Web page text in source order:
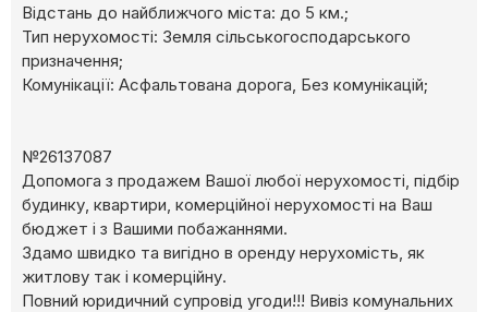
Відстань до найближчого міста: до 5 км.;
Тип нерухомості: Земля сільськогосподарського
призначення;
Комунікації: Асфальтована дорога, Без комунікацій;
№26137087
Допомога з продажем Вашої любої нерухомості, підбір
будинку, квартири, комерційної нерухомості на Ваш
бюджет і з Вашими побажаннями.
Здамо швидко та вигідно в оренду нерухомість, як
житлову так і комерційну.
Повний юридичний супровід угоди!!! Вивіз комунальних